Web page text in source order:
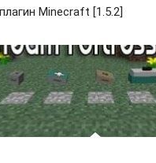
Minecraft [1.5.2]